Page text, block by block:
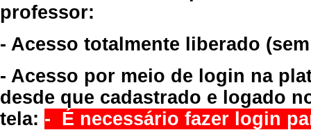
professor:
- Acesso totalmente liberado
- Acesso por meio de login na
desde que cadastrado e logado
tela: - É necessário fazer login